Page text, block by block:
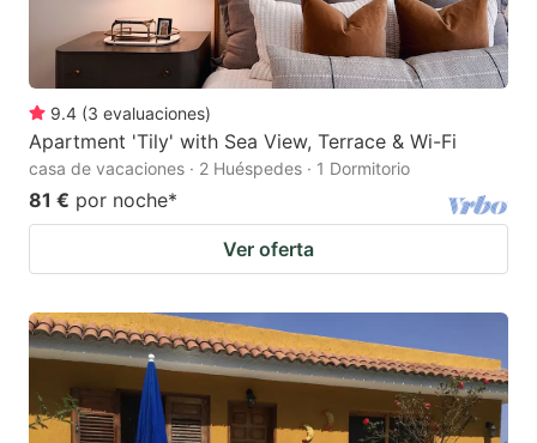
9.4 (3 evaluaciones)
Apartment 'Tily' with Sea View, Terrace & Wi-Fi
casa de vacaciones · 2 Huéspedes · 1 Dormitorio
81 € por noche*
Ver oferta